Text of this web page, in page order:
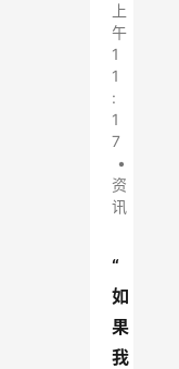
上
午
1
1
:
1
7
•
资
讯
“
如
果
我